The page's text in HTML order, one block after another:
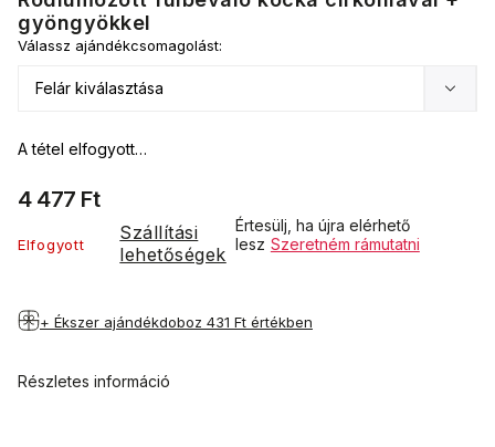
gyöngyökkel
4 477 Ft
Elfogyott
Szállítási
lehetőségek
Értesülj, ha újra elérhető
lesz Szeretném rámutatni
Válassz ajándékcsomagolást:
A tétel elfogyott…
+ Ékszer ajándékdoboz 431 Ft értékben
Részletes információ